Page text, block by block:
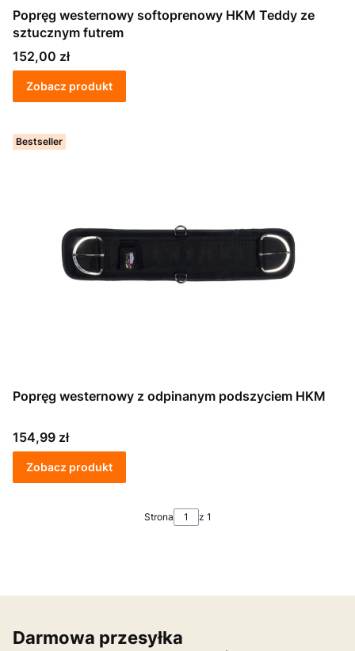
Popręg westernowy softoprenowy HKM Teddy ze
sztucznym futrem
Cena
152,00 zł
Zobacz produkt
Bestseller
Popręg westernowy z odpinanym podszyciem HKM
Cena
154,99 zł
Zobacz produkt
Strona z 1
Darmowa przesyłka